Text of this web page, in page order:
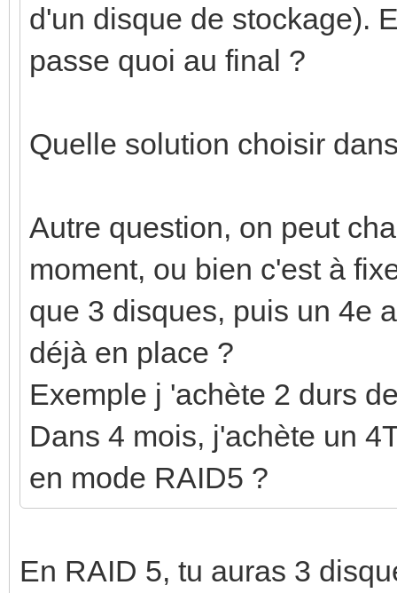
d'un disque de stockage).
passe quoi au final ?
Quelle solution choisir
Autre question, on peut
moment, ou bien c'est à
que 3 disques, puis un 4e
déjà en place ?
Exemple j 'achète 2 durs
Dans 4 mois, j'achète un
en mode RAID5 ?
En RAID 5, tu auras 3